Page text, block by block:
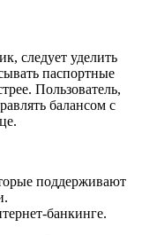
следует уделить
паспортные
Пользователь,
балансом с
поддерживают
банкинге.